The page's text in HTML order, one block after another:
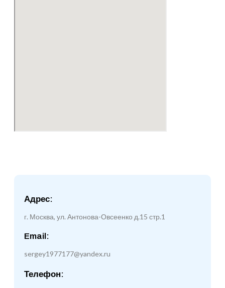
Адрес:
г. Москва, ул. Антонова-Овсеенко д.15 стр.1
Email:
sergey1977177@yandex.ru
Телефон: